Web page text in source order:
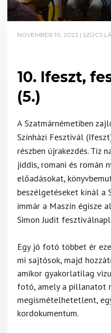
NOVEMBER 10, 2022 | SZŰCS
10. Ifeszt,
(5.)
A Szatmárnémetiben
Színházi Fesztivál
részben újrakezdés. Tíz
jiddis, romani és román
előadásokat,
beszélgetéseket kínál a
immár a Maszín égisze
Simon Judit
Egy jó fotó többet ér
mi sajtósok, majd
amikor gyakorlatilag
fotó, amely a pillanatot
megismételhetetlent,
kordokumentum.